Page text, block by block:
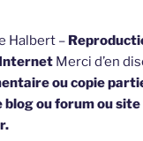
Halbert –
Merci d’en
ou copie
ou forum ou site